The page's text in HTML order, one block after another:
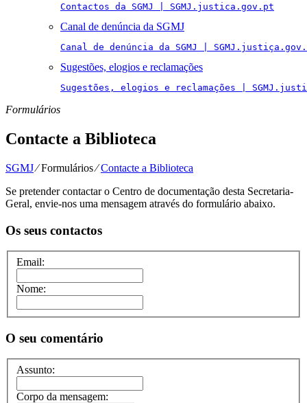
Contactos da SGMJ | SGMJ.justica.gov.pt
Canal de denúncia da SGMJ
Canal de denúncia da SGMJ |
Sugestões, elogios e reclamações
Sugestões, elogios e reclamações |
Formulários
Contacte a Biblioteca
SGMJ⁄Formulários⁄Contacte a Biblioteca
Se pretender contactar o Centro de documentação desta Secretaria-
Geral, envie-nos uma mensagem através do formulário abaixo.
Os seus contactos
Email:
Nome:
O seu comentário
Assunto:
Corpo da mensagem: